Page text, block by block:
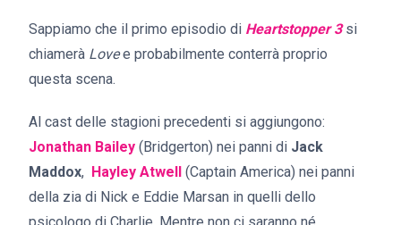
Sappiamo che il primo episodio di Heartstopper 3si
chiamerà Lovee probabilmente conterrà proprio
questa scena.
Al cast delle stagioni precedenti si aggiungono:
Jonathan Bailey (Bridgerton) nei panni di Jack
Maddox, Hayley Atwell (Captain America) nei panni
della zia di Nick e Eddie Marsan in quelli dello